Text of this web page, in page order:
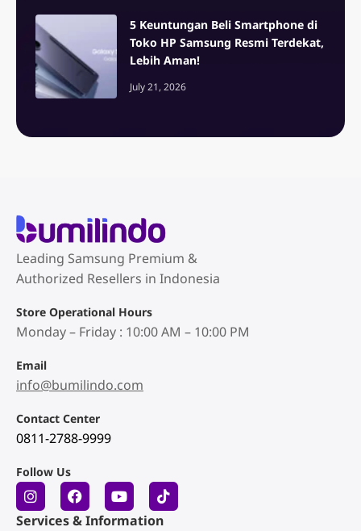
5 Keuntungan Beli Smartphone di
Toko HP Samsung Resmi Terdekat,
Lebih Aman!
July 21, 2026
Leading Samsung Premium &
Authorized Resellers in Indonesia
Store Operational Hours
Monday – Friday : 10:00 AM – 10:00 PM
Email
info@bumilindo.com
Contact Center
0811-2788-9999
Follow Us
Services & Information